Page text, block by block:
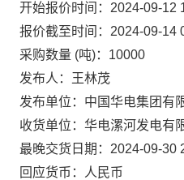
开始报价时间：2024-09-12
报价截至时间：2024-09-14
采购数量 (吨)：10000
发布人：王林茂
发布单位：中国华电集团有
收货单位：华电漯河发电有
最晚交货日期：2024-09-30
回应货币：人民币